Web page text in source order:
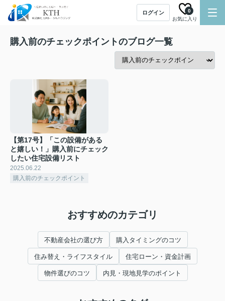
ログイン
お気に入り
0
購入前のチェックポイントのブログ一覧
【第17号】「この設備がある
と嬉しい！」購入前にチェック
したい住宅設備リスト
2025.06.22
購入前のチェックポイント
おすすめのカテゴリ
不動産会社の選び方 購入タイミングのコツ
住み替え・ライフスタイル 住宅ローン・資金計画
物件選びのコツ 内見・現地見学のポイント